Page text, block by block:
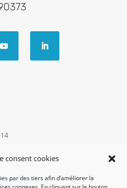
consent cookies
par des tiers afin d’améliorer la